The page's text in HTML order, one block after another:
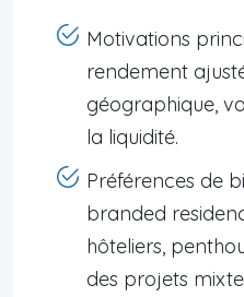
Motivations
rendement
géographique,
la liquidité.
Préférences de
branded
hôteliers,
des projets